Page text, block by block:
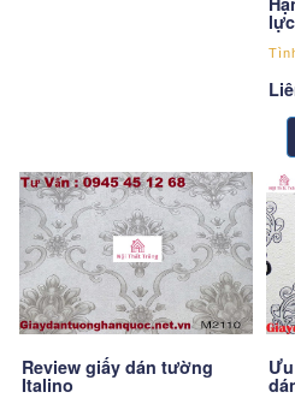
Review giấy dán tường
Italino